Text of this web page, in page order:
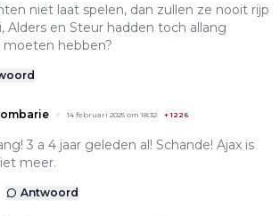
niet laat spelen, dan zullen ze nooit rijp
Alders en Steur hadden toch allang
moeten hebben?
14 februari 2025 om 18:32 +1226
3 a 4 jaar geleden al! Schande! Ajax is
meer.
Antwoord